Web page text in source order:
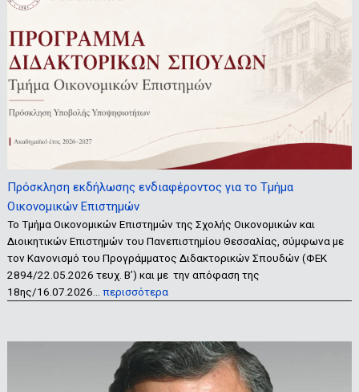
Πρόσκληση εκδήλωσης ενδιαφέροντος για το Τμήμα
Οικονομικών Επιστημών
Το Τμήμα Οικονομικών Επιστημών της Σχολής Οικονομικών και
Διοικητικών Επιστημών του Πανεπιστημίου Θεσσαλίας, σύμφωνα με
τον Κανονισμό του Προγράμματος Διδακτορικών Σπουδών (ΦΕΚ
2894/22.05.2026 τευχ. Β’) και με την απόφαση της
18ης/16.07.2026… περισσότερα